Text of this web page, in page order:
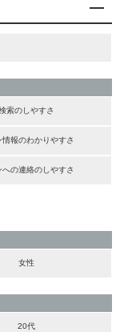
索のしやすさ
情報のわかりやすさ
への連絡のしやすさ
女性
20代